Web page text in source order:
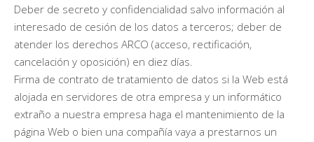
Deber de secreto y confidencialidad salvo información al
interesado de cesión de los datos a terceros; deber de
atender los derechos ARCO (acceso, rectificación,
cancelación y oposición) en diez días.
Firma de contrato de tratamiento de datos si la Web está
alojada en servidores de otra empresa y un informático
extraño a nuestra empresa haga el mantenimiento de la
página Web o bien una compañía vaya a prestarnos un